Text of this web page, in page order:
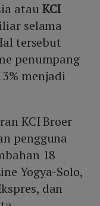
atau KCI
selama
tersebut
penumpang
menjadi
KCI Broer
pengguna
18
Yogya-Solo,
dan